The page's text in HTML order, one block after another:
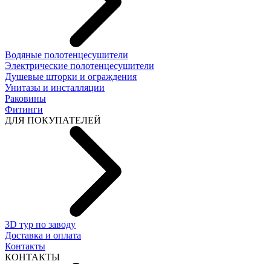
Водяные полотенцесушители
Электрические полотенцесушители
Душевые шторки и ограждения
Унитазы и инсталляции
Раковины
Фитинги
ДЛЯ ПОКУПАТЕЛЕЙ
3D тур по заводу
Доставка и оплата
Контакты
КОНТАКТЫ